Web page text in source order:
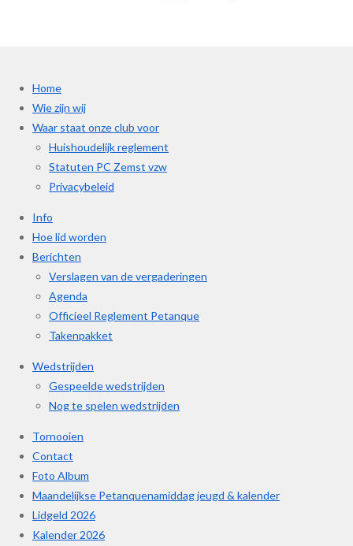
Home
Wie zijn wij
Waar staat onze club voor
Huishoudelijk reglement
Statuten PC Zemst vzw
Privacybeleid
Info
Hoe lid worden
Berichten
Verslagen van de vergaderingen
Agenda
Officieel Reglement Petanque
Takenpakket
Wedstrijden
Gespeelde wedstrijden
Nog te spelen wedstrijden
Tornooien
Contact
Foto Album
Maandelijkse Petanquenamiddag jeugd & kalender
Lidgeld 2026
Kalender 2026